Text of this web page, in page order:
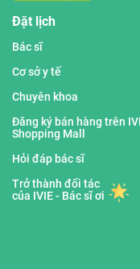
Đặt lịch
Bác sĩ
Cơ sở y tế
Chuyên khoa
Đăng ký bán hàng trên
Shopping Mall
Hỏi đáp bác sĩ
Trở thành đối tác
của IVIE - Bác sĩ ơi